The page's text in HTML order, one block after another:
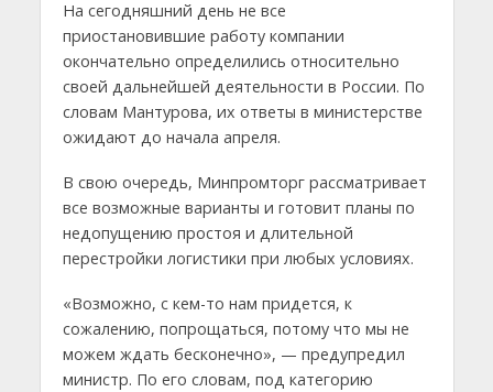
На сегодняшний день не все
приостановившие работу компании
окончательно определились относительно
своей дальнейшей деятельности в России. По
словам Мантурова, их ответы в министерстве
ожидают до начала апреля.
В свою очередь, Минпромторг рассматривает
все возможные варианты и готовит планы по
недопущению простоя и длительной
перестройки логистики при любых условиях.
«Возможно, с кем-то нам придется, к
сожалению, попрощаться, потому что мы не
можем ждать бесконечно», — предупредил
министр. По его словам, под категорию